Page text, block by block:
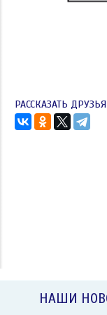
Новый год — то
когда особенно
чувствовать и
РАССКАЗАТЬ
НАШИ